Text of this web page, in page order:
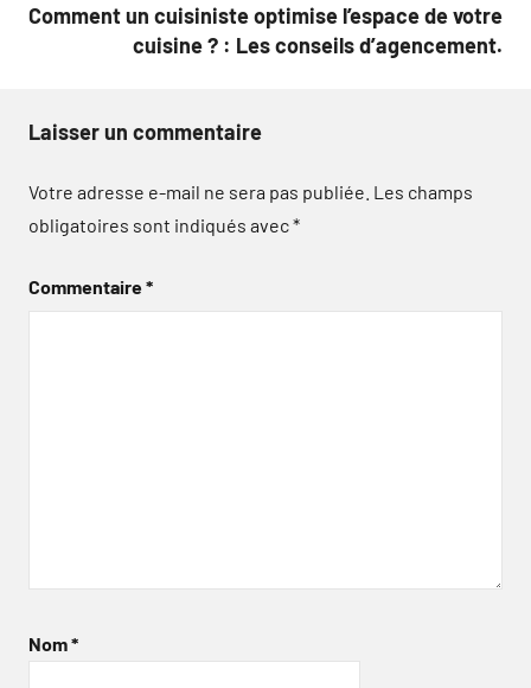
Comment un cuisiniste optimise l’espace de votre
cuisine ? : Les conseils d’agencement.
Laisser un commentaire
Votre adresse e-mail ne sera pas publiée. Les champs
obligatoires sont indiqués avec*
Commentaire*
Nom*